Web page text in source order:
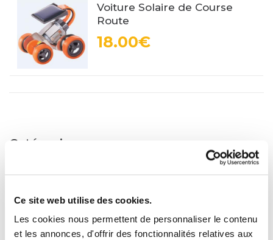
Ce site web utilise des cookies.
Les cookies nous permettent de personnaliser le contenu
et les annonces, d'offrir des fonctionnalités relatives aux
Voiture Solaire de Course
Route
18.00€
Catégories
Kit Expérimental Solaire à Monter
Kit de Construction Solaire en bois